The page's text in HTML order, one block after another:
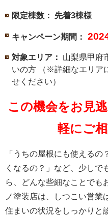
限定棟数： 先着3棟様
キャンペーン期間：
対象エリア：
山梨県甲府
いの方 （※詳細なエリア
せください）
この機会をお見
軽にご
「うちの屋根にも使える
くなるの？」など、少しで
ら、どんな些細なことでも
ノ塗装店は、しつこい営業
住まいの状況をしっかりと